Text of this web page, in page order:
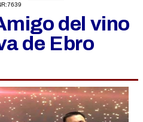
del vino
de Ebro